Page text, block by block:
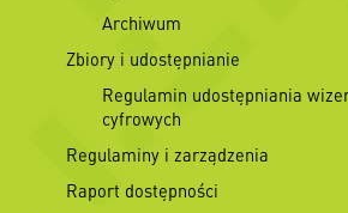
Archiwum
Zbiory i udostępnianie
Regulamin udostępniania
cyfrowych
Regulaminy i zarządzenia
Raport dostępności